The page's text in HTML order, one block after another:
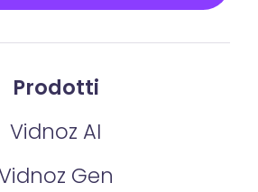
Prodotti
Vidnoz AI
Gen